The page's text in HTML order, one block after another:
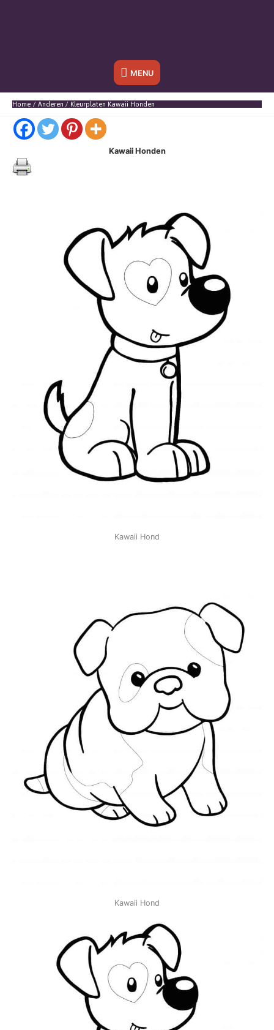
Onder
header
MENU
Home Anderen Kleurplaten Kawaii Honden
Kawaii Honden
Kawaii Hond
Kawaii Hond